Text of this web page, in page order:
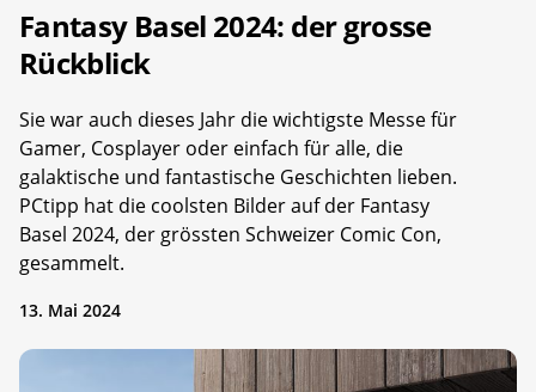
Fantasy Basel 2024: der grosse
Rückblick
Sie war auch dieses Jahr die wichtigste Messe für
Gamer, Cosplayer oder einfach für alle, die
galaktische und fantastische Geschichten lieben.
PCtipp hat die coolsten Bilder auf der Fantasy
Basel 2024, der grössten Schweizer Comic Con,
gesammelt.
13. Mai 2024